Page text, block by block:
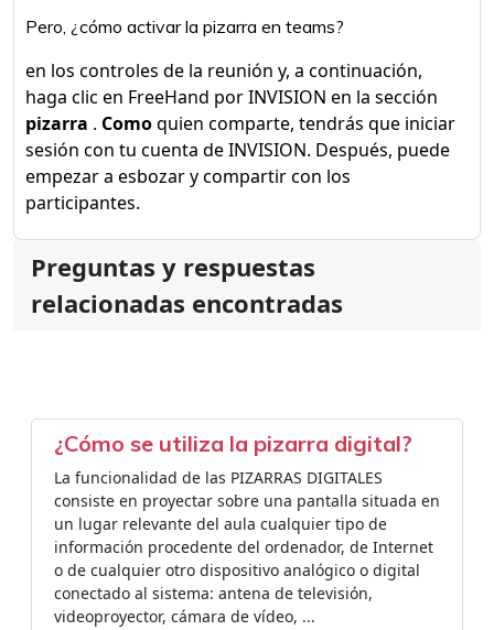
Pero, ¿cómo activar la pizarra en teams?
en los controles de la reunión y, a continuación,
haga clic en FreeHand por INVISION en la sección
pizarra . Comoquien comparte, tendrás que iniciar
sesión con tu cuenta de INVISION. Después, puede
empezar a esbozar y compartir con los
participantes.
Preguntas y respuestas
relacionadas encontradas
¿Cómo se utiliza la pizarra digital?
La funcionalidad de las PIZARRAS DIGITALES
consiste en proyectar sobre una pantalla situada en
un lugar relevante del aula cualquier tipo de
información procedente del ordenador, de Internet
o de cualquier otro dispositivo analógico o digital
conectado al sistema: antena de televisión,
videoproyector, cámara de vídeo, ...